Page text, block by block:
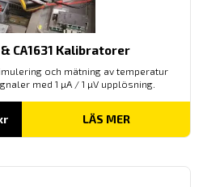
& CA1631 Kalibratorer
och mätning av temperatur
med 1 µA / 1 µV upplösning.
Prisintervall:
till
LÄS MER